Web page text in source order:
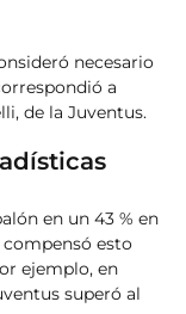
necesario
a
de la Juventus.
en un 43 % en
compensó esto
ejemplo, en
superó al